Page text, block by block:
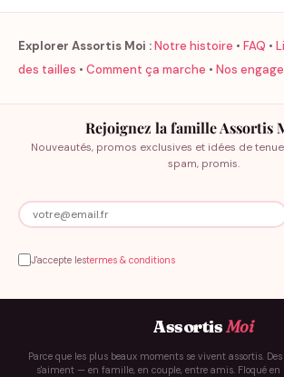
Explorer Assortis Moi :Notre histoire • FAQ •
des tailles • Comment ça marche • Nos
Rejoignez la famille Assortis
Nouveautés, promos exclusives et idées de
spam, promis.
J'accepte lestermes & conditions
AssortisMoi
Parce que les plus beaux moments se vivent assortis.
s'aiment — en famille, en couple, entre amis. Floqué en